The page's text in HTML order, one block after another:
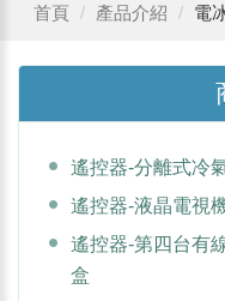
首頁 產品介紹 電
遙控器-分離式冷
遙控器-液晶電視
遙控器-第四台有
盒